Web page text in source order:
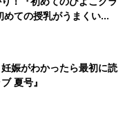
めての授乳がうまくい
と夏のトラブル 解決テ
娠がわかったら最初に読
夏号』